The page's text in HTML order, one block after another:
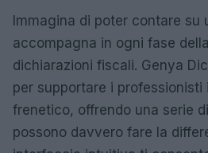
Immagina di poter contare su
accompagna in ogni fase
dichiarazioni fiscali. Genya
per supportare i professionisti
frenetico, offrendo una serie
possono davvero fare la